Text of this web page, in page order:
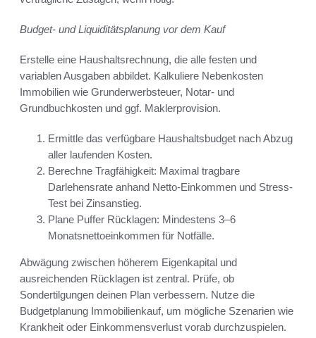
Budget- und Liquiditätsplanung vor dem Kauf
Erstelle eine Haushaltsrechnung, die alle festen und
variablen Ausgaben abbildet. Kalkuliere Nebenkosten
Immobilien wie Grunderwerbsteuer, Notar- und
Grundbuchkosten und ggf. Maklerprovision.
Ermittle das verfügbare Haushaltsbudget nach Abzug
aller laufenden Kosten.
Berechne Tragfähigkeit: Maximal tragbare
Darlehensrate anhand Netto-Einkommen und Stress-
Test bei Zinsanstieg.
Plane Puffer Rücklagen: Mindestens 3–6
Monatsnettoeinkommen für Notfälle.
Abwägung zwischen höherem Eigenkapital und
ausreichenden Rücklagen ist zentral. Prüfe, ob
Sondertilgungen deinen Plan verbessern. Nutze die
Budgetplanung Immobilienkauf, um mögliche Szenarien wie
Krankheit oder Einkommensverlust vorab durchzuspielen.